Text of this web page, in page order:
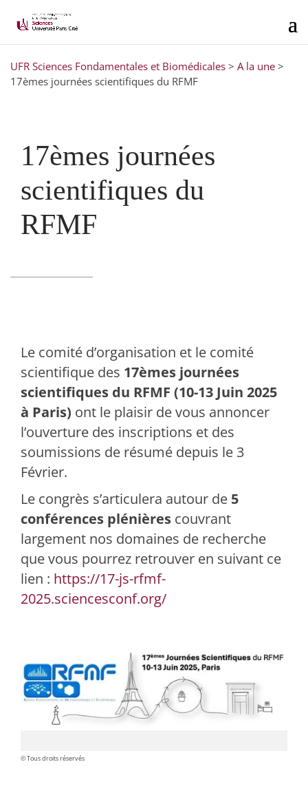
UFR Sciences Fondamentales et Biomédicales > A la une >
17èmes journées scientifiques du RFMF
17èmes journées
scientifiques du
RFMF
Le comité d’organisation et le comité
scientifique des 17èmes journées
scientifiques du RFMF (10-13 Juin 2025
à Paris) ont le plaisir de vous annoncer
l’ouverture des inscriptions et des
soumissions de résumé depuis le 3
Février.
Le congrès s’articulera autour de 5
conférences plénières couvrant
largement nos domaines de recherche
que vous pourrez retrouver en suivant ce
lien : https://17-js-rfmf-
2025.sciencesconf.org/
© Tous droits réservés